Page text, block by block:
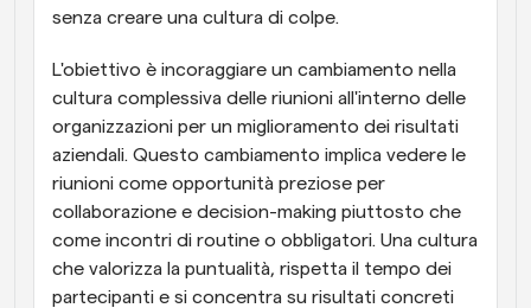
senza creare una cultura di colpe.
L'obiettivo è incoraggiare un cambiamento nella
cultura complessiva delle riunioni all'interno delle
organizzazioni per un miglioramento dei risultati
aziendali. Questo cambiamento implica vedere le
riunioni come opportunità preziose per
collaborazione e decision-making piuttosto che
come incontri di routine o obbligatori. Una cultura
che valorizza la puntualità, rispetta il tempo dei
partecipanti e si concentra su risultati concreti